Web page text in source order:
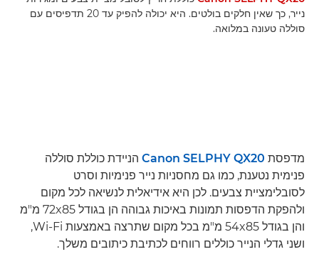
נייר, כך שאין חלקים בולטים. היא יכולה להפיק עד 20 תדפיסים עם
סוללה טעונה במלואה.
מדפסת Canon SELPHY QX20 הניידת כוללת סוללה
פנימית נטענת, כמו גם מחסניות נייר פנימיות וסרט
לסובלימציית צבעים. לכן היא אידיאלית לנשיאה לכל מקום
ולהפקת הדפסות תמונות באיכות גבוהה הן בגודל 72x85 מ"מ
והן בגודל 54x85 מ"מ בכל מקום שתרצה באמצעות Wi-Fi,
ושני גדלי הנייר כוללים רווחים לכתיבת כיתובים משלך.